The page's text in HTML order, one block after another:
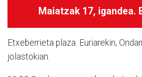
Maiatzak 17, igandea.
Etxeberrieta plaza. Euriarekin,
jolastokian.